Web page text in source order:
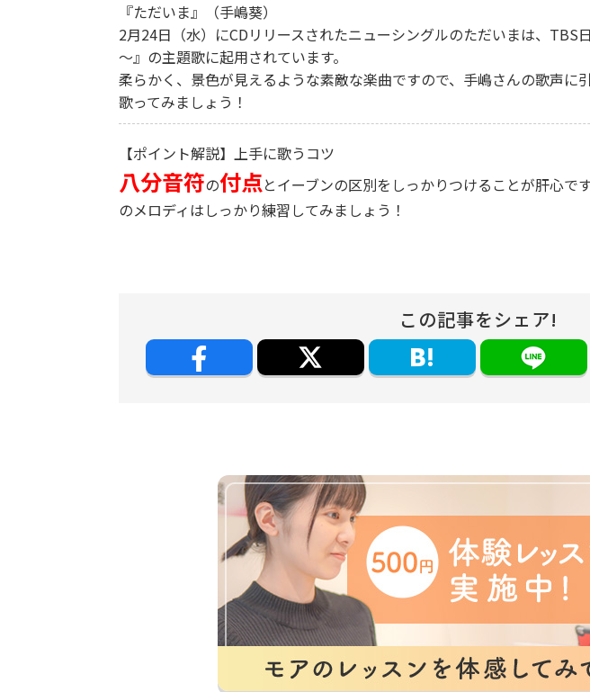
『ただいま』（手嶋葵）
2月24日（水）にCDリリースされたニューシングルのただいまは、TBS
～』の主題歌に起用されています。
柔らかく、景色が見えるような素敵な楽曲ですので、手嶋さんの歌声に
歌ってみましょう！
【ポイント解説】上手に歌うコツ
八分音符の付点とイーブンの区別をしっかりつけることが肝心で
のメロディはしっかり練習してみましょう！
この記事をシェア!